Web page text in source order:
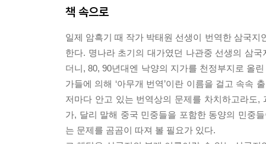
책 속으로
일제 암흑기 때 작가 박태원 선생이 번역한 삼국
한다. 명나라 초기의 대가였던 나관중 선생의 삼
더니, 80, 90년대엔 낙양의 지가를 천정부지로 올
가들에 의해 ‘아무개 번역’이란 이름을 걸고 속속
저마다 안고 있는 번역상의 문제를 차치하고라도
가, 달리 말해 중국 민중들을 포함한 동양의 민중
는 문제를 곰곰이 따져 볼 필요가 있다.